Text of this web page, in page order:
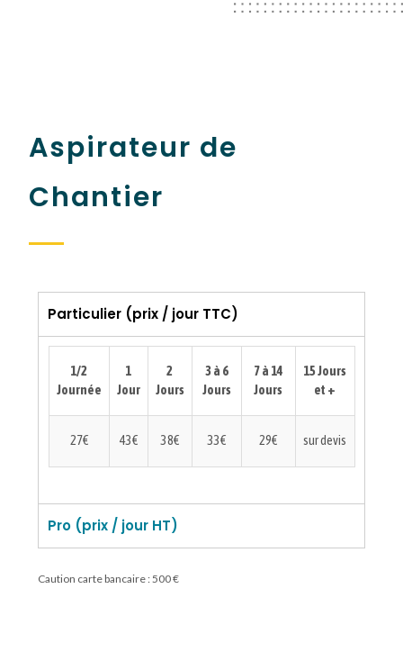
Aspirateur de
Chantier
Particulier (prix / jour TTC)
1/2
Journée
1
Jour
2
Jours
3 à 6
Jours
7 à 14
Jours
15 Jours
et +
27€ 43€ 38€ 33€ 29€ sur devis
Pro (prix / jour HT)
Caution carte bancaire : 500 €